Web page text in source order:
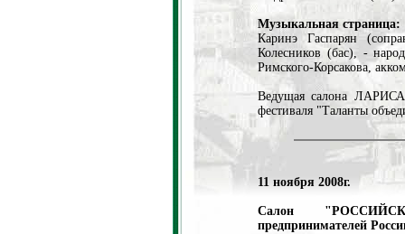
Музыкальная страница:
Каринэ Гаспарян
Колесников (бас), -
Римского-Корсакова,
Ведущая салона
фестиваля "Таланты
11 ноября 2008г.
Салон
предпринимателей